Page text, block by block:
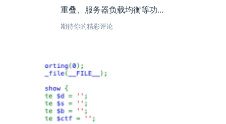
重叠、服务器负载均衡等功...
期待你的精彩评论